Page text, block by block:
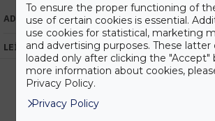
ADATOK
LEÍRÁS
To ensure the proper functioning of
use of certain cookies is essential.
use cookies for statistical, marketing
and advertising purposes. These latter
loaded only after clicking the "Accept"
more information about cookies,
Privacy Policy.
Privacy Policy